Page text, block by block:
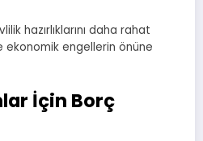
hazırlıklarını daha rahat
ekonomik engellerin önüne
İçin Borç